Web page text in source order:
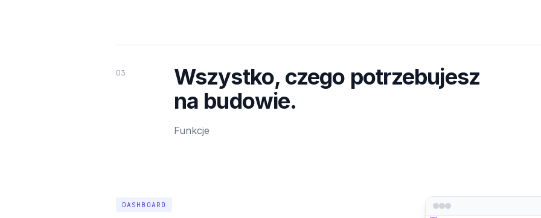
03
Wszystko, czego potrzebujesz
na budowie.
Funkcje
DASHBOARD